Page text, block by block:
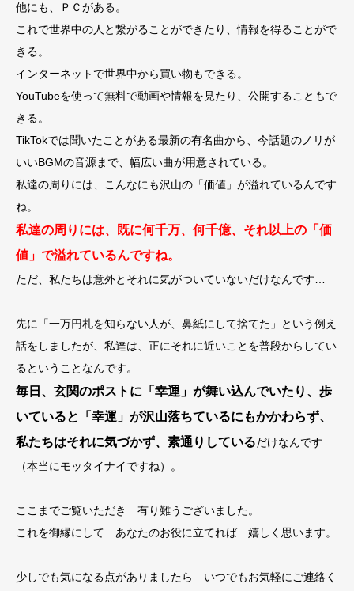
他にも、ＰＣがある。
これで世界中の人と繋がることができたり、情報を得ることがで
きる。
インターネットで世界中から買い物もできる。
YouTubeを使って無料で動画や情報を見たり、公開することもで
きる。
TikTokでは聞いたことがある最新の有名曲から、今話題のノリが
いいBGMの音源まで、幅広い曲が用意されている。
私達の周りには、こんなにも沢山の「価値」が溢れているんです
ね。
私達の周りには、既に何千万、何千億、それ以上の「価
値」で溢れているんですね。
ただ、私たちは意外とそれに気がついていないだけなんです…
先に「一万円札を知らない人が、鼻紙にして捨てた」という例え
話をしましたが、私達は、正にそれに近いことを普段からしてい
るということなんです。
毎日、玄関のポストに「幸運」が舞い込んでいたり、歩
いていると「幸運」が沢山落ちているにもかかわらず、
私たちはそれに気づかず、素通りしているだけなんです
（本当にモッタイナイですね）。
ここまでご覧いただき 有り難うございました。
これを御縁にして あなたのお役に立てれば 嬉しく思います。
少しでも気になる点がありましたら いつでもお気軽にご連絡く